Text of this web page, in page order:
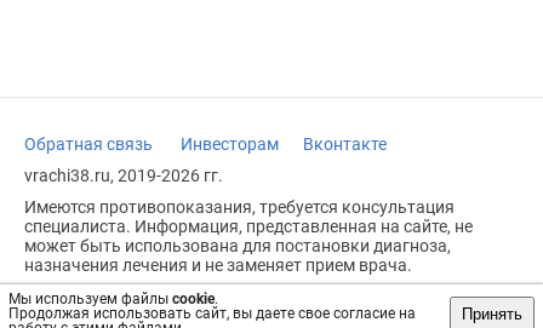
Мы используем файлы cookie.
Продолжая использовать сайт, вы даете свое согласие на
Принять
Обратная связь Инвесторам
Вконтакте
vrachi38.ru, 2019-2026 гг.
Имеются противопоказания, требуется консультация
специалиста. Информация, представленная на сайте, не
может быть использована для постановки диагноза,
назначения лечения и не заменяет прием врача.
Возрастное ограничение: 18+